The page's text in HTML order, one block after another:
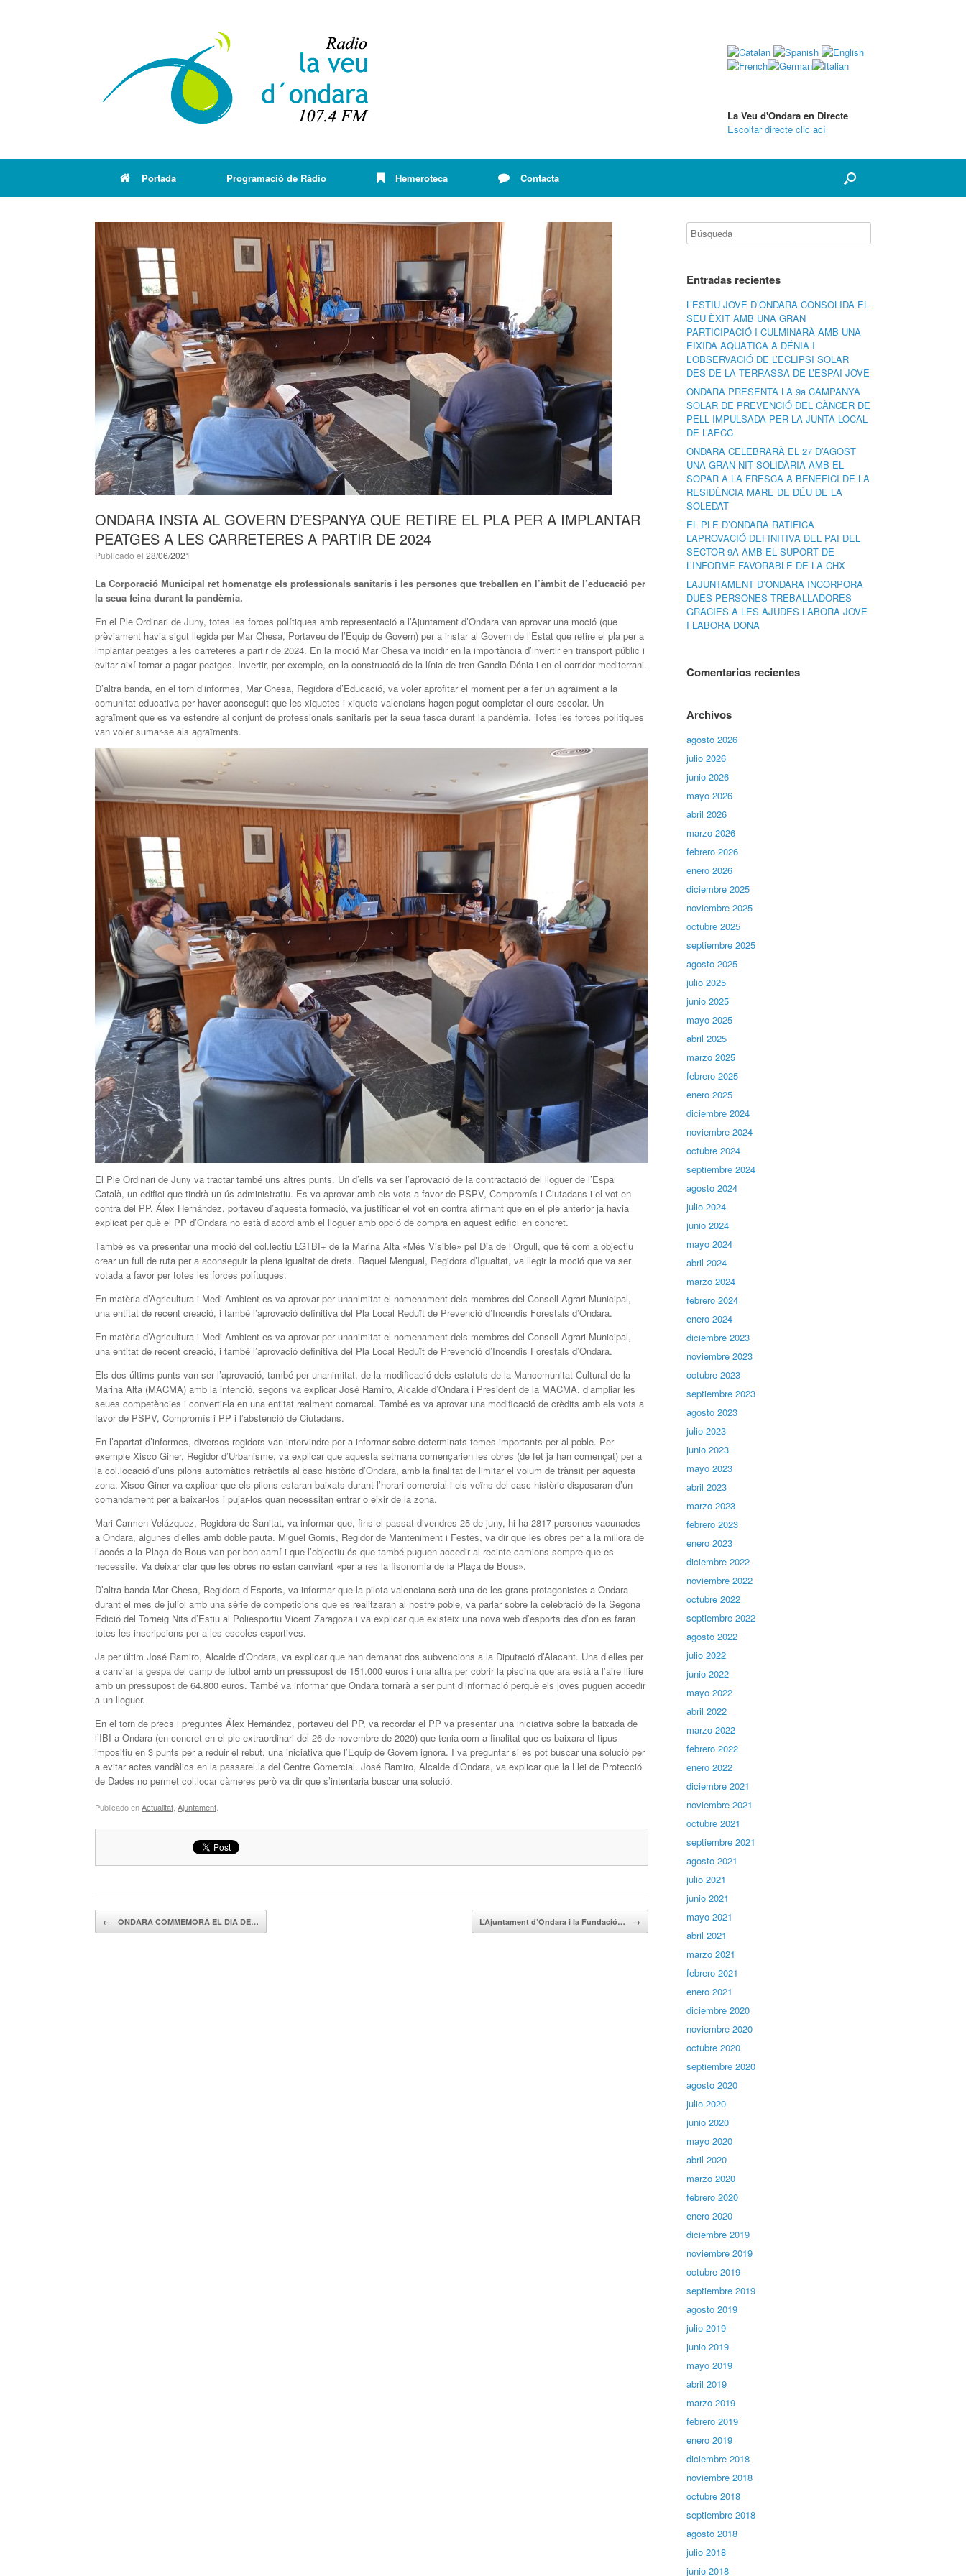
La Veu d'Ondara en Directe
Escoltar directe clic ací
Portada Programació de Ràdio Hemeroteca Contacta
ONDARA INSTA AL GOVERN D’ESPANYA QUE RETIRE EL PLA PER A IMPLANTAR
PEATGES A LES CARRETERES A PARTIR DE 2024
Publicado el 28/06/2021
La Corporació Municipal ret homenatge els professionals sanitaris i les persones que treballen en l’àmbit de l’educació per
la seua feina durant la pandèmia.
En el Ple Ordinari de Juny, totes les forces polítiques amb representació a l’Ajuntament d’Ondara van aprovar una moció (que
prèviament havia sigut llegida per Mar Chesa, Portaveu de l’Equip de Govern) per a instar al Govern de l’Estat que retire el pla per a
implantar peatges a les carreteres a partir de 2024. En la moció Mar Chesa va incidir en la importància d’invertir en transport públic i
evitar així tornar a pagar peatges. Invertir, per exemple, en la construcció de la línia de tren Gandia-Dénia i en el corridor mediterrani.
D’altra banda, en el torn d’informes, Mar Chesa, Regidora d’Educació, va voler aprofitar el moment per a fer un agraïment a la
comunitat educativa per haver aconseguit que les xiquetes i xiquets valencians hagen pogut completar el curs escolar. Un
agraïment que es va estendre al conjunt de professionals sanitaris per la seua tasca durant la pandèmia. Totes les forces polítiques
van voler sumar-se als agraïments.
El Ple Ordinari de Juny va tractar també uns altres punts. Un d’ells va ser l’aprovació de la contractació del lloguer de l’Espai
Català, un edifici que tindrà un ús administratiu. Es va aprovar amb els vots a favor de PSPV, Compromís i Ciutadans i el vot en
contra del PP. Álex Hernández, portaveu d’aquesta formació, va justificar el vot en contra afirmant que en el ple anterior ja havia
explicat per què el PP d’Ondara no està d’acord amb el lloguer amb opció de compra en aquest edifici en concret.
També es va presentar una moció del col.lectiu LGTBI+ de la Marina Alta «Més Visible» pel Dia de l’Orgull, que té com a objectiu
crear un full de ruta per a aconseguir la plena igualtat de drets. Raquel Mengual, Regidora d’Igualtat, va llegir la moció que va ser
votada a favor per totes les forces polítuques.
En matèria d’Agricultura i Medi Ambient es va aprovar per unanimitat el nomenament dels membres del Consell Agrari Municipal,
una entitat de recent creació, i també l’aprovació definitiva del Pla Local Reduït de Prevenció d’Incendis Forestals d’Ondara.
En matèria d’Agricultura i Medi Ambient es va aprovar per unanimitat el nomenament dels membres del Consell Agrari Municipal,
una entitat de recent creació, i també l’aprovació definitiva del Pla Local Reduït de Prevenció d’Incendis Forestals d’Ondara.
Els dos últims punts van ser l’aprovació, també per unanimitat, de la modificació dels estatuts de la Mancomunitat Cultural de la
Marina Alta (MACMA) amb la intenció, segons va explicar José Ramiro, Alcalde d’Ondara i President de la MACMA, d’ampliar les
seues competències i convertir-la en una entitat realment comarcal. També es va aprovar una modificació de crèdits amb els vots a
favor de PSPV, Compromís i PP i l’abstenció de Ciutadans.
En l’apartat d’informes, diversos regidors van intervindre per a informar sobre determinats temes importants per al poble. Per
exemple Xisco Giner, Regidor d’Urbanisme, va explicar que aquesta setmana començarien les obres (de fet ja han començat) per a
la col.locació d’uns pilons automàtics retràctils al casc històric d’Ondara, amb la finalitat de limitar el volum de trànsit per aquesta
zona. Xisco Giner va explicar que els pilons estaran baixats durant l’horari comercial i els veïns del casc històric disposaran d’un
comandament per a baixar-los i pujar-los quan necessitan entrar o eixir de la zona.
Mari Carmen Velázquez, Regidora de Sanitat, va informar que, fins el passat divendres 25 de juny, hi ha 2817 persones vacunades
a Ondara, algunes d’elles amb doble pauta. Miguel Gomis, Regidor de Manteniment i Festes, va dir que les obres per a la millora de
l’accés a la Plaça de Bous van per bon camí i que l’objectiu és que també puguen accedir al recinte camions sempre que es
necessite. Va deixar clar que les obres no estan canviant «per a res la fisonomia de la Plaça de Bous».
D’altra banda Mar Chesa, Regidora d’Esports, va informar que la pilota valenciana serà una de les grans protagonistes a Ondara
durant el mes de juliol amb una sèrie de competicions que es realitzaran al nostre poble, va parlar sobre la celebració de la Segona
Edició del Torneig Nits d’Estiu al Poliesportiu Vicent Zaragoza i va explicar que existeix una nova web d’esports des d’on es faran
totes les inscripcions per a les escoles esportives.
Ja per últim José Ramiro, Alcalde d’Ondara, va explicar que han demanat dos subvencions a la Diputació d’Alacant. Una d’elles per
a canviar la gespa del camp de futbol amb un pressupost de 151.000 euros i una altra per cobrir la piscina que ara està a l’aire lliure
amb un pressupost de 64.800 euros. També va informar que Ondara tornarà a ser punt d’informació perquè els joves puguen accedir
a un lloguer.
En el torn de precs i preguntes Álex Hernández, portaveu del PP, va recordar el PP va presentar una iniciativa sobre la baixada de
l’IBI a Ondara (en concret en el ple extraordinari del 26 de novembre de 2020) que tenia com a finalitat que es baixara el tipus
impositiu en 3 punts per a reduir el rebut, una iniciativa que l’Equip de Govern ignora. I va preguntar si es pot buscar una solució per
a evitar actes vandàlics en la passarel.la del Centre Comercial. José Ramiro, Alcalde d’Ondara, va explicar que la Llei de Protecció
de Dades no permet col.locar càmeres però va dir que s’intentaria buscar una solució.
Publicado enActualitat Ajuntament
Navegador de artículos
← ONDARA COMMEMORA EL DIA DE… L’Ajuntament d’Ondara i la Fundació… →
Entradas recientes
L’ESTIU JOVE D’ONDARA CONSOLIDA EL
SEU ÈXIT AMB UNA GRAN
PARTICIPACIÓ I CULMINARÀ AMB UNA
EIXIDA AQUÀTICA A DÉNIA I
L’OBSERVACIÓ DE L’ECLIPSI SOLAR
DES DE LA TERRASSA DE L’ESPAI JOVE
ONDARA PRESENTA LA 9a CAMPANYA
SOLAR DE PREVENCIÓ DEL CÀNCER DE
PELL IMPULSADA PER LA JUNTA LOCAL
DE L’AECC
ONDARA CELEBRARÀ EL 27 D’AGOST
UNA GRAN NIT SOLIDÀRIA AMB EL
SOPAR A LA FRESCA A BENEFICI DE LA
RESIDÈNCIA MARE DE DÉU DE LA
SOLEDAT
EL PLE D’ONDARA RATIFICA
L’APROVACIÓ DEFINITIVA DEL PAI DEL
SECTOR 9A AMB EL SUPORT DE
L’INFORME FAVORABLE DE LA CHX
L’AJUNTAMENT D’ONDARA INCORPORA
DUES PERSONES TREBALLADORES
GRÀCIES A LES AJUDES LABORA JOVE
I LABORA DONA
Comentarios recientes
Archivos
agosto 2026
julio 2026
junio 2026
mayo 2026
abril 2026
marzo 2026
febrero 2026
enero 2026
diciembre 2025
noviembre 2025
octubre 2025
septiembre 2025
agosto 2025
julio 2025
junio 2025
mayo 2025
abril 2025
marzo 2025
febrero 2025
enero 2025
diciembre 2024
noviembre 2024
octubre 2024
septiembre 2024
agosto 2024
julio 2024
junio 2024
mayo 2024
abril 2024
marzo 2024
febrero 2024
enero 2024
diciembre 2023
noviembre 2023
octubre 2023
septiembre 2023
agosto 2023
julio 2023
junio 2023
mayo 2023
abril 2023
marzo 2023
febrero 2023
enero 2023
diciembre 2022
noviembre 2022
octubre 2022
septiembre 2022
agosto 2022
julio 2022
junio 2022
mayo 2022
abril 2022
marzo 2022
febrero 2022
enero 2022
diciembre 2021
noviembre 2021
octubre 2021
septiembre 2021
agosto 2021
julio 2021
junio 2021
mayo 2021
abril 2021
marzo 2021
febrero 2021
enero 2021
diciembre 2020
noviembre 2020
octubre 2020
septiembre 2020
agosto 2020
julio 2020
junio 2020
mayo 2020
abril 2020
marzo 2020
febrero 2020
enero 2020
diciembre 2019
noviembre 2019
octubre 2019
septiembre 2019
agosto 2019
julio 2019
junio 2019
mayo 2019
abril 2019
marzo 2019
febrero 2019
enero 2019
diciembre 2018
noviembre 2018
octubre 2018
septiembre 2018
agosto 2018
julio 2018
junio 2018